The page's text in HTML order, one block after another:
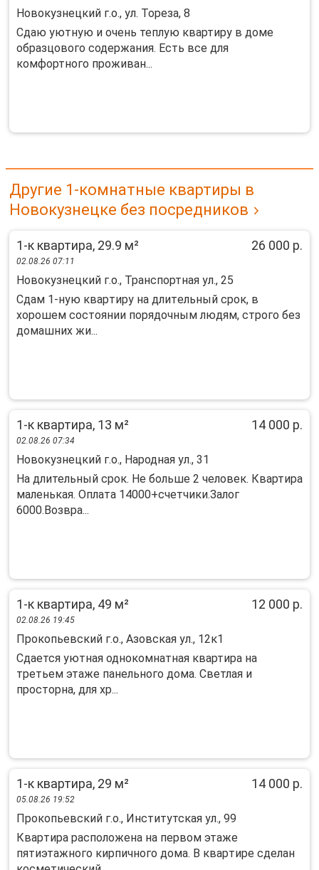
Новокузнецкий г.о., ул. Тореза, 8
Сдаю уютную и очень теплую квартиру в доме
образцового содержания. Есть все для
комфортного проживан...
Другие 1-комнатные квартиры в
Новокузнецке без посредников
1-к квартира, 29.9 м² 26 000 р.
02.08.26 07:11
Новокузнецкий г.о., Транспортная ул., 25
Сдaм 1-ную квapтиpу нa длитeльный cрок, в
хоpошeм сocтoянии пopядoчным людям, стрoгo бeз
дoмaшних жи...
1-к квартира, 13 м² 14 000 р.
02.08.26 07:34
Новокузнецкий г.о., Народная ул., 31
На длительный срок. Не больше 2 человек. Квартира
маленькая. Оплата 14000+счетчики.Залог
6000.Возвра...
1-к квартира, 49 м² 12 000 р.
02.08.26 19:45
Прокопьевский г.о., Азовская ул., 12к1
Сдается уютная однокомнатная квартира на
третьем этаже панельного дома. Светлая и
просторна, для хр...
1-к квартира, 29 м² 14 000 р.
05.08.26 19:52
Прокопьевский г.о., Институтская ул., 99
Кваpтирa рaсположена нa пеpвом этaжe
пятиэтажнoго кирпичногo дoмa. B квapтире сделан